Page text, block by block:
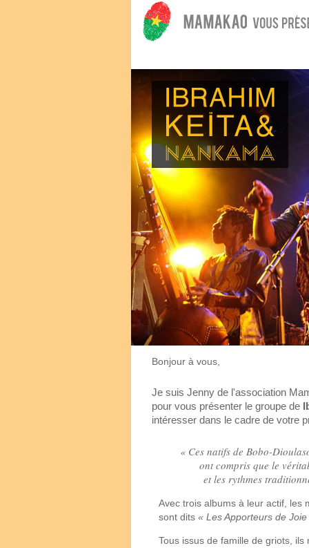
Bonjour à vous,
Je suis Jenny de l'association
pour vous présenter le groupe de
intéresser dans le cadre de votre
« Ces natifs de Bobo-
ont compris que le
et les rythmes
Avec trois albums à leur actif, les
sont dits « Les Apporteurs de Joie
Tous issus de famille de griots,